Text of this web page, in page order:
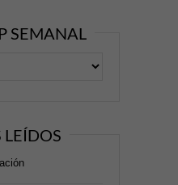
SEMANAL
LEÍDOS